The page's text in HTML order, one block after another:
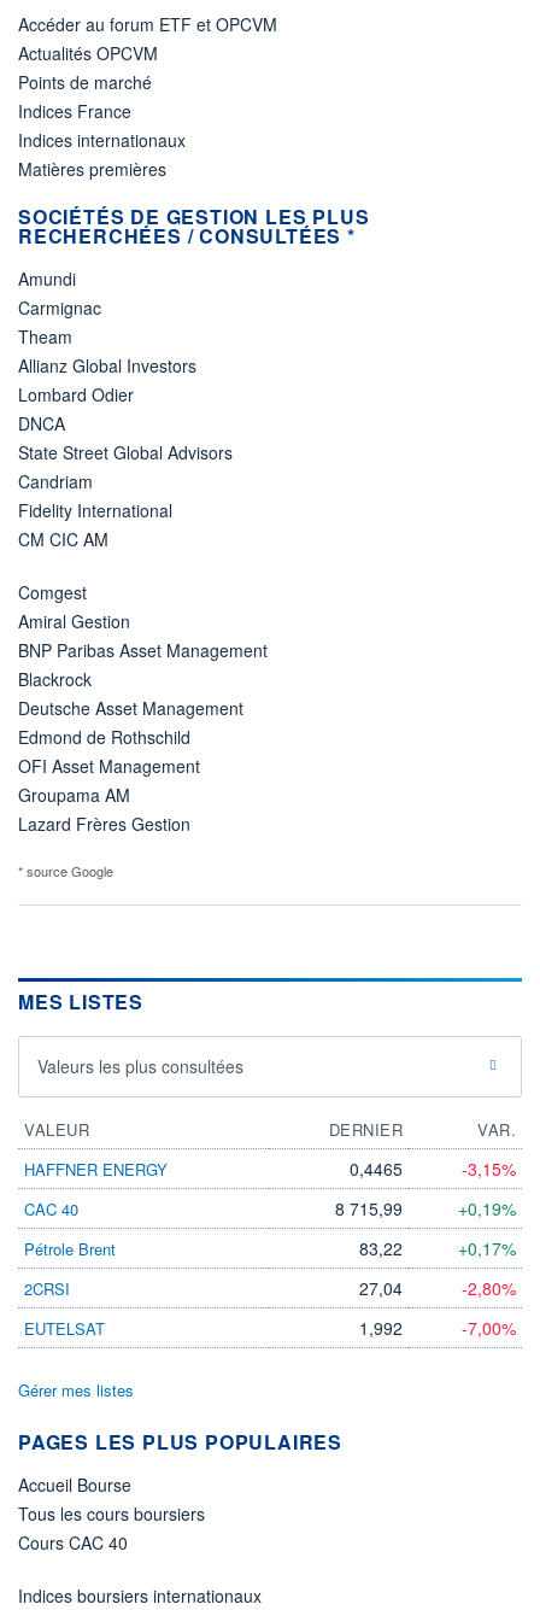
Accéder au forum ETF et OPCVM
Actualités OPCVM
Points de marché
Indices France
Indices internationaux
Matières premières
SOCIÉTÉS DE GESTION LES PLUS
RECHERCHÉES / CONSULTÉES *
Amundi
Carmignac
Theam
Allianz Global Investors
Lombard Odier
DNCA
State Street Global Advisors
Candriam
Fidelity International
CM CIC AM
Comgest
Amiral Gestion
BNP Paribas Asset Management
Blackrock
Deutsche Asset Management
Edmond de Rothschild
OFI Asset Management
Groupama AM
Lazard Frères Gestion
* source Google
MES LISTES
Valeurs les plus consultées
VALEUR DERNIER
VAR.
HAFFNER ENERGY
0,4465 -3,15%
CAC 40 8 715,99 +0,19%
Pétrole Brent 83,22 +0,17%
2CRSI 27,04 -2,80%
EUTELSAT 1,992 -7,00%
Gérer mes listes
PAGES LES PLUS POPULAIRES
Accueil Bourse
Tous les cours boursiers
Cours CAC 40
Indices boursiers internationaux